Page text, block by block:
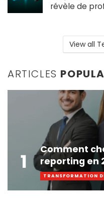
révèle de
View all
ARTICLES
1
Comment
reporting en
TRANSFORMATION